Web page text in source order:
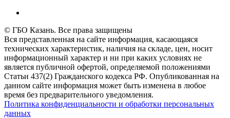
© ГБО Казань. Все права защищены
Вся представленная на сайте информация, касающаяся
технических характеристик, наличия на складе, цен, носит
информационный характер и ни при каких условиях не
является публичной офертой, определяемой положениями
Статьи 437(2) Гражданского кодекса РФ. Опубликованная на
данном сайте информация может быть изменена в любое
время без предварительного уведомления.
Политика конфиденциальности и обработки персональных
данных